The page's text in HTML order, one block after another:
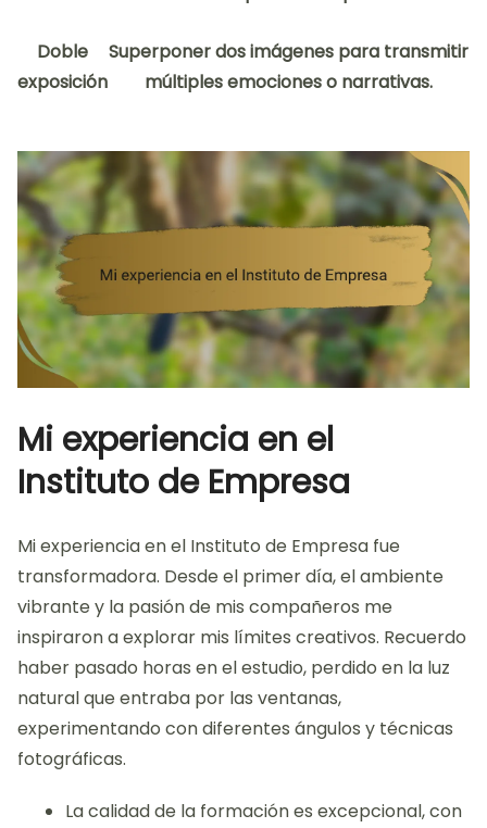
Doble
exposición
Superponer dos imágenes para transmitir
múltiples emociones o narrativas.
Mi experiencia en el
Instituto de Empresa
Mi experiencia en el Instituto de Empresa fue
transformadora. Desde el primer día, el ambiente
vibrante y la pasión de mis compañeros me
inspiraron a explorar mis límites creativos. Recuerdo
haber pasado horas en el estudio, perdido en la luz
natural que entraba por las ventanas,
experimentando con diferentes ángulos y técnicas
fotográficas.
La calidad de la formación es excepcional, con